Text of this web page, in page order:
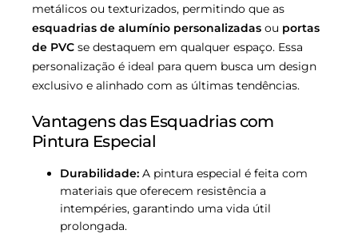
metálicos ou texturizados, permitindo que as
esquadrias de alumínio personalizadas ou portas
de PVC se destaquem em qualquer espaço. Essa
personalização é ideal para quem busca um design
exclusivo e alinhado com as últimas tendências.
Vantagens das Esquadrias com
Pintura Especial
Durabilidade: A pintura especial é feita com
materiais que oferecem resistência a
intempéries, garantindo uma vida útil
prolongada.